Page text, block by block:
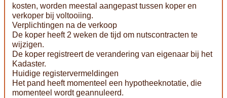
kosten, worden meestal aangepast tussen koper en
verkoper bij voltooiing.
Verplichtingen na de verkoop
De koper heeft 2 weken de tijd om nutscontracten te
wijzigen.
De koper registreert de verandering van eigenaar bij het
Kadaster.
Huidige registervermeldingen
Het pand heeft momenteel een hypotheeknotatie, die
momenteel wordt geannuleerd.